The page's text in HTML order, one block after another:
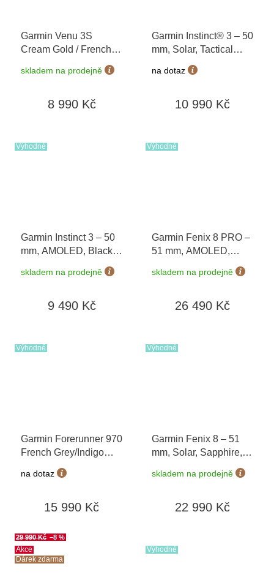
Garmin Venu 3S
Cream Gold / French
010-02785-02
skladem na prodejně
8 990 Kč
Garmin Instinct® 3 – 50
mm, Solar, Tactical
Edition Black 010-
02935-50
na dotaz
10 990 Kč
Výhodné
Garmin Instinct 3 – 50
mm, AMOLED, Black /
Bolt Blue 010-03020-
03
skladem na prodejně
9 490 Kč
Výhodné
Garmin Fenix 8 PRO –
51 mm, AMOLED,
Graphite/Black 010-
skladem na prodejně
26 490 Kč
Výhodné
Garmin Forerunner 970
French Grey/Indigo
010-02969-12
možnost výměny do 90
na dotaz
15 990 Kč
Výhodné
Garmin Fenix 8 – 51
mm, Solar, Sapphire,
titanium s Black/Grey
skladem na prodejně
22 990 Kč
Akce
Dárek zdarma
29 990 Kč –8 %
Výhodné